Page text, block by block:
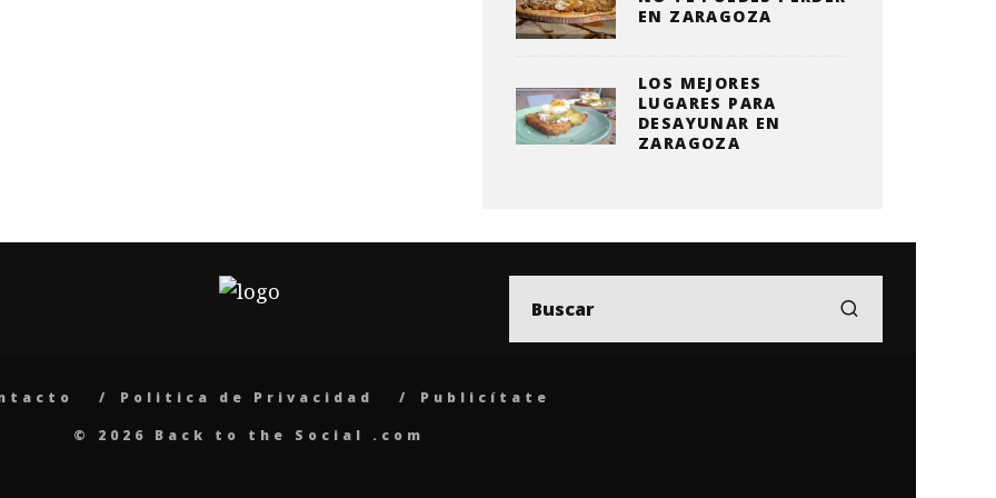
EN ZARAGOZA
LOS MEJORES
LUGARES PARA
DESAYUNAR EN
ZARAGOZA
Politica de Privacidad
Publicítate
© 2026 Back to the Social .com